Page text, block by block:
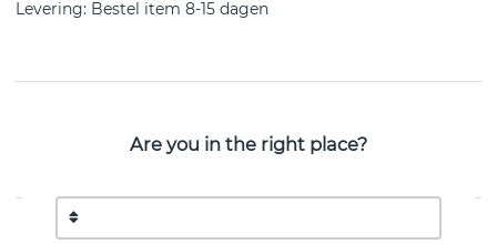
Levering: Bestel item 8-15 dagen
OFFSPRING 18k goud oorbel van het Deense Georg
EIGENSCHAPPEN
Are you in the right place?